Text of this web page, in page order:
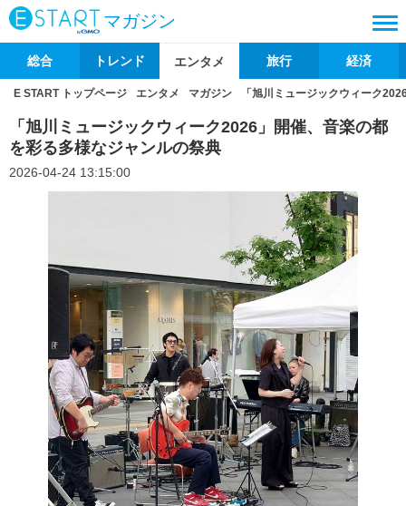
マガジン
総合 トレンド エンタメ 旅行 経済
E START トップページ エンタメ マガジン 「旭川ミュージックウィーク
「旭川ミュージックウィーク2026」開催、音楽の都
を彩る多様なジャンルの祭典
2026-04-24 13:15:00